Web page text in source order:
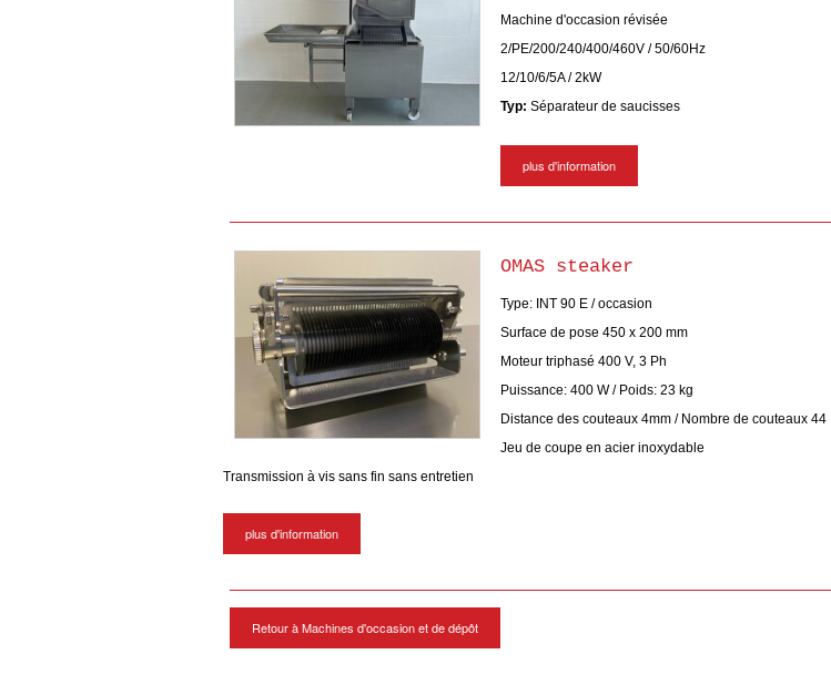
Machine d'occasion révisée
2/PE/200/240/400/460V / 50/60Hz
12/10/6/5A / 2kW
Typ: Séparateur de saucisses
plus d'information
OMAS steaker
Type: INT 90 E / occasion
Surface de pose 450 x 200 mm
Moteur triphasé 400 V, 3 Ph
Puissance: 400 W / Poids: 23 kg
Distance des couteaux 4mm / Nombre de couteaux 44
Jeu de coupe en acier inoxydable
Transmission à vis sans fin sans entretien
plus d'information
Retour à Machines d'occasion et de dépôt